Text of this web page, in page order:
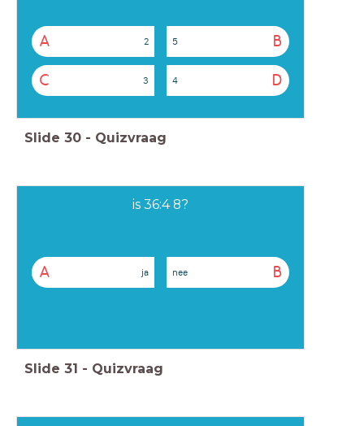
A 2 B
5
C 3 D
4
Slide 30 - Quizvraag
is 36:4 8?
A ja B
nee
Slide 31 - Quizvraag